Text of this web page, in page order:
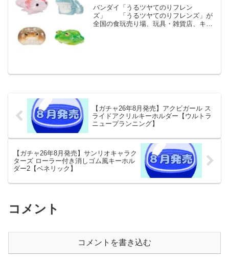
バンダイ「うるツヤてのりフレン
ズ」 「うるツヤてのりフレンズ」が
全国の食玩売り場、玩具・雑貨店、キャ
【ガチャ26年8月発売】アクビガール ス
ライドアクリルキーホルダー【ウルトラ
ニュープランニング】
【ガチャ26年8月発売】サンリオキャラク
ターズ ローラー付き消しゴム風キーホル
ダー2【ベネリック】
コメント
コメントを書き込む